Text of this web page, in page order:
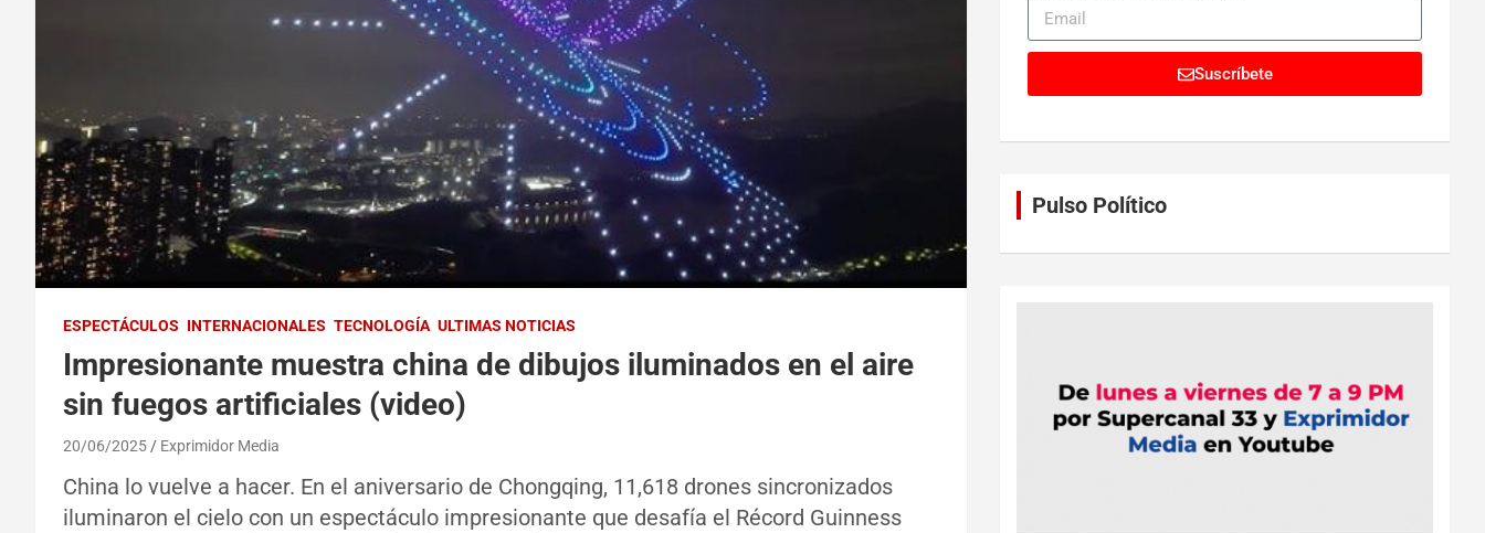
ESPECTÁCULOS INTERNACIONALES TECNOLOGÍA ULTIMAS NOTICIAS
Impresionante muestra china de dibujos iluminados en el aire
sin fuegos artificiales (video)
20/06/2025 Exprimidor Media
China lo vuelve a hacer. En el aniversario de Chongqing, 11,618 drones sincronizados
iluminaron el cielo con un espectáculo impresionante que desafía el Récord Guinness
Suscríbete
Pulso Político